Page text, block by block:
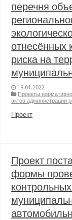
перечня
отнесённых
риска на
18.01.2022
Проекты
актов администрации
Проект
Проект
формы